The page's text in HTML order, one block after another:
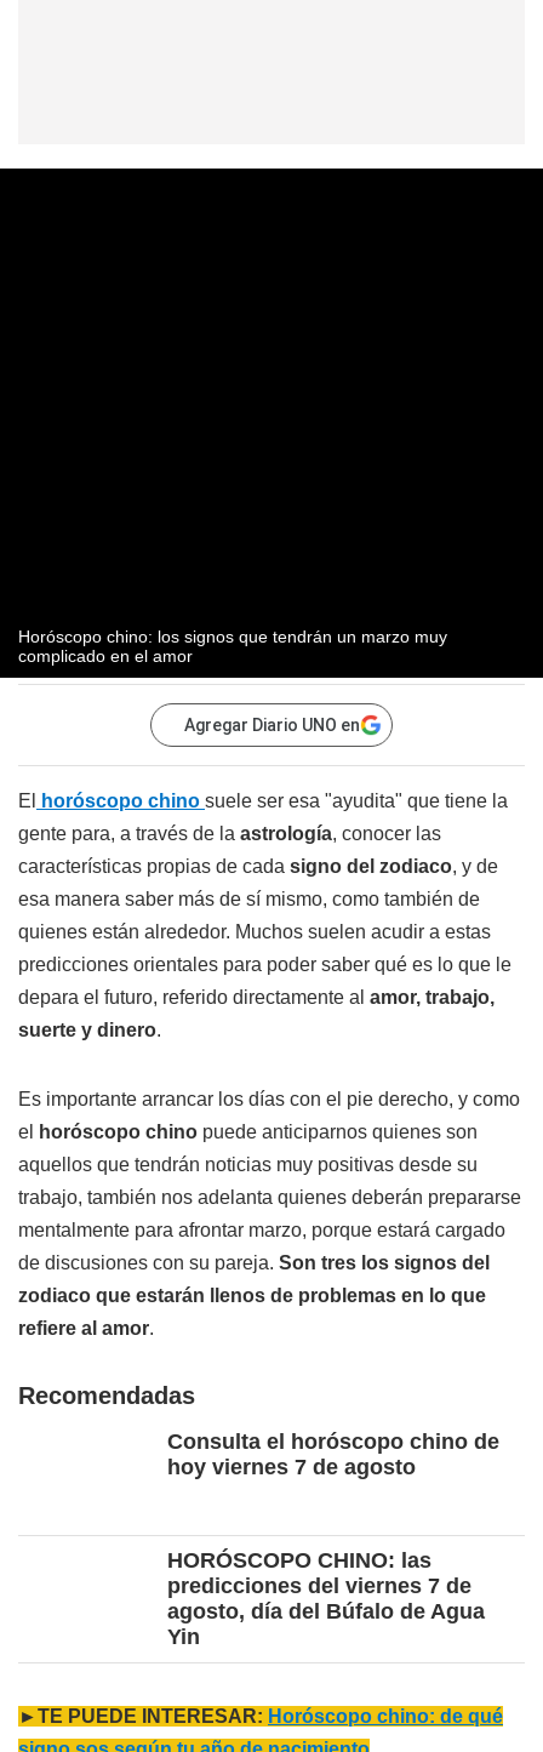
Horóscopo chino: los signos que tendrán un marzo muy
complicado en el amor
Agregar Diario UNO en
El horóscopo chino suele ser esa "ayudita" que tiene la
gente para, a través de la astrología, conocer las
características propias de cada signo del zodiaco, y de
esa manera saber más de sí mismo, como también de
quienes están alrededor. Muchos suelen acudir a estas
predicciones orientales para poder saber qué es lo que le
depara el futuro, referido directamente al amor, trabajo,
suerte y dinero.
Es importante arrancar los días con el pie derecho, y como
el
horóscopo chino puede anticiparnos quienes son
aquellos que tendrán noticias muy positivas desde su
trabajo, también nos adelanta quienes deberán prepararse
mentalmente para afrontar marzo, porque estará cargado
de discusiones con su pareja. Son tres los signos del
zodiaco que estarán llenos de problemas en lo que
refiere al amor.
Recomendadas
Consulta el horóscopo chino de
hoy viernes 7 de agosto
HORÓSCOPO CHINO: las
predicciones del viernes 7 de
agosto, día del Búfalo de Agua
Yin
►TE PUEDE INTERESAR: Horóscopo chino: de qué